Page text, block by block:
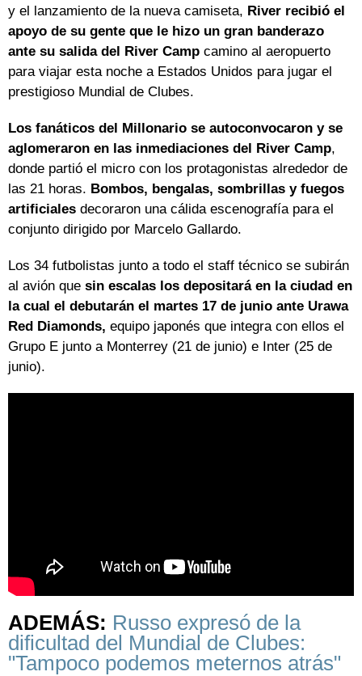
y el lanzamiento de la nueva camiseta, River recibió el
apoyo de su gente que le hizo un gran banderazo
ante su salida del River Camp camino al aeropuerto
para viajar esta noche a Estados Unidos para jugar el
prestigioso Mundial de Clubes.
Los fanáticos del Millonario se autoconvocaron y se
aglomeraron en las inmediaciones del River Camp,
donde partió el micro con los protagonistas alrededor de
las 21 horas. Bombos, bengalas, sombrillas y fuegos
artificiales decoraron una cálida escenografía para el
conjunto dirigido por Marcelo Gallardo.
Los 34 futbolistas junto a todo el staff técnico se subirán
al avión que sin escalas los depositará en la ciudad en
la cual el debutarán el martes 17 de junio ante Urawa
Red Diamonds, equipo japonés que integra con ellos el
Grupo E junto a Monterrey (21 de junio) e Inter (25 de
junio).
ADEMÁS: Russo expresó de la
dificultad del Mundial de Clubes:
"Tampoco podemos meternos atrás"